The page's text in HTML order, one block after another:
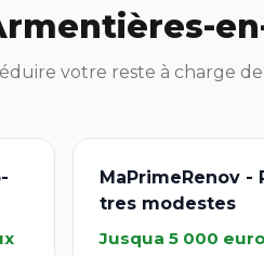
votre reste à charge de
MaPrimeRenov -
tres modestes
Jusqua 5 000